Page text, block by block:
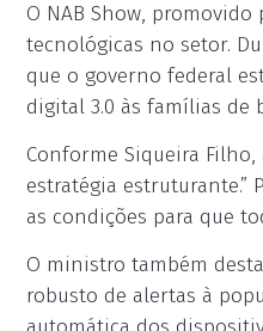
O NAB Show,
tecnológicas no setor.
que o governo federal
digital 3.0 às famílias de
Conforme Siqueira
estratégia estruturante.”
as condições para que
O ministro também
robusto de alertas à